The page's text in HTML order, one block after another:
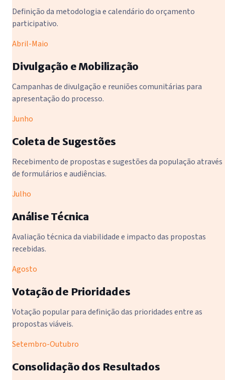
Definição da metodologia e calendário do orçamento
participativo.
Abril-Maio
Divulgação e Mobilização
Campanhas de divulgação e reuniões comunitárias para
apresentação do processo.
Junho
Coleta de Sugestões
Recebimento de propostas e sugestões da população através
de formulários e audiências.
Julho
Análise Técnica
Avaliação técnica da viabilidade e impacto das propostas
recebidas.
Agosto
Votação de Prioridades
Votação popular para definição das prioridades entre as
propostas viáveis.
Setembro-Outubro
Consolidação dos Resultados